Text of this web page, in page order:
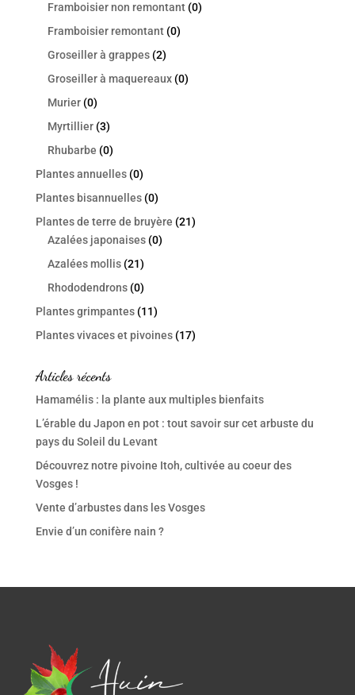
Framboisier non remontant (0)
Framboisier remontant (0)
Groseiller à grappes (2)
Groseiller à maquereaux (0)
Murier (0)
Myrtillier (3)
Rhubarbe (0)
Plantes annuelles (0)
Plantes bisannuelles (0)
Plantes de terre de bruyère (21)
Azalées japonaises (0)
Azalées mollis (21)
Rhododendrons (0)
Plantes grimpantes (11)
Plantes vivaces et pivoines (17)
Articles récents
Hamamélis : la plante aux multiples bienfaits
L’érable du Japon en pot : tout savoir sur cet arbuste du
pays du Soleil du Levant
Découvrez notre pivoine Itoh, cultivée au coeur des
Vosges !
Vente d’arbustes dans les Vosges
Envie d’un conifère nain ?